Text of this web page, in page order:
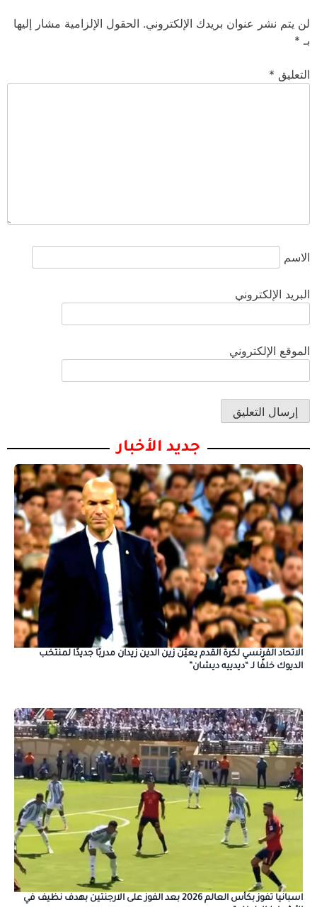
لن يتم نشر عنوان بريدك الإلكتروني. الحقول الإلزامية مشار إليها
بـ *
التعليق *
الاسم
البريد الإلكتروني
الموقع الإلكتروني
جديد الأخبار
الاتحاد الفرنسي لكرة القدم يعيّن زين الدين زيدان مدربًا جديدًا لمنتخب
الديوك خلفًا لـ “ديدييه ديشان”
اسبانيا تفوز بكأس العالم 2026 بعد الفوز على الارجنتين بهدف نظيف في